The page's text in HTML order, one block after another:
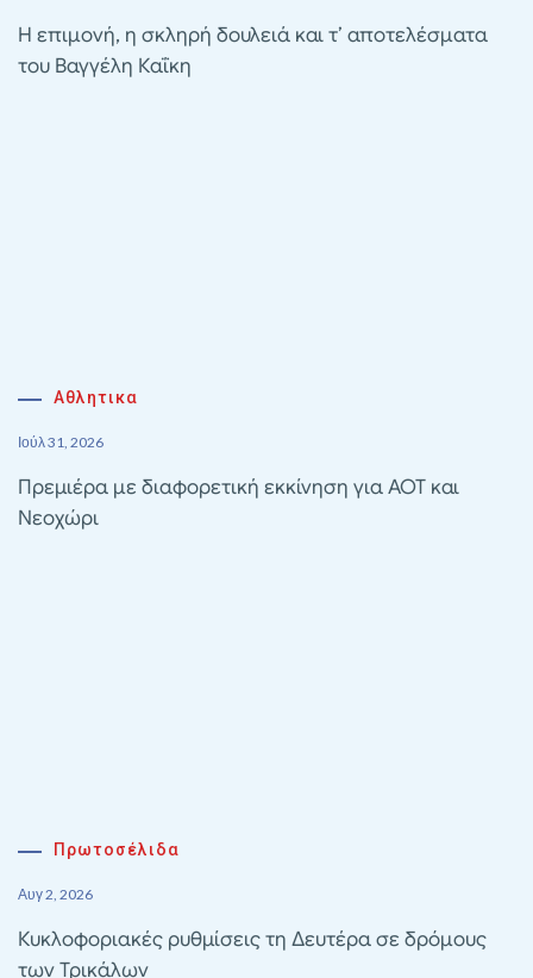
Η επιμονή, η σκληρή δουλειά και τ’ αποτελέσματα
του Βαγγέλη Καΐκη
Αθλητικα
Ιούλ 31, 2026
Πρεμιέρα με διαφορετική εκκίνηση για ΑΟΤ και
Νεοχώρι
Πρωτοσέλιδα
Αυγ 2, 2026
Κυκλοφοριακές ρυθμίσεις τη Δευτέρα σε δρόμους
των Τρικάλων